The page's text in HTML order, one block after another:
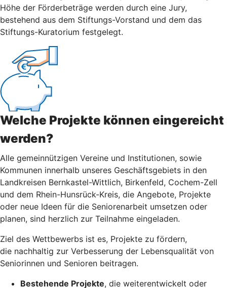
Höhe der Förderbeträge werden durch eine Jury,
bestehend aus dem Stiftungs-Vorstand und dem das
Stiftungs-Kuratorium festgelegt.
Welche Projekte können eingereicht
werden?
Alle gemeinnützigen Vereine und Institutionen, sowie
Kommunen innerhalb unseres Geschäftsgebiets in den
Landkreisen Bernkastel-Wittlich, Birkenfeld, Cochem-Zell
und dem Rhein-Hunsrück-Kreis, die Angebote, Projekte
oder neue Ideen für die Seniorenarbeit umsetzen oder
planen, sind herzlich zur Teilnahme eingeladen.
Ziel des Wettbewerbs ist es, Projekte zu fördern,
die nachhaltig zur Verbesserung der Lebensqualität von
Seniorinnen und Senioren beitragen.
Bestehende Projekte, die weiterentwickelt oder